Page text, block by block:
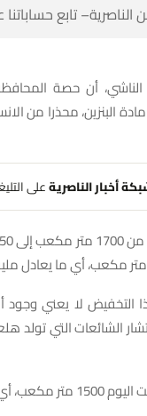
الناصرية– تابع
أن حصة المحافظة
البنزين، محذرا من
أخبار الناصريةعلى
التخفيض لا يعني وجود
الشائعات التي تولد
من الوقود.